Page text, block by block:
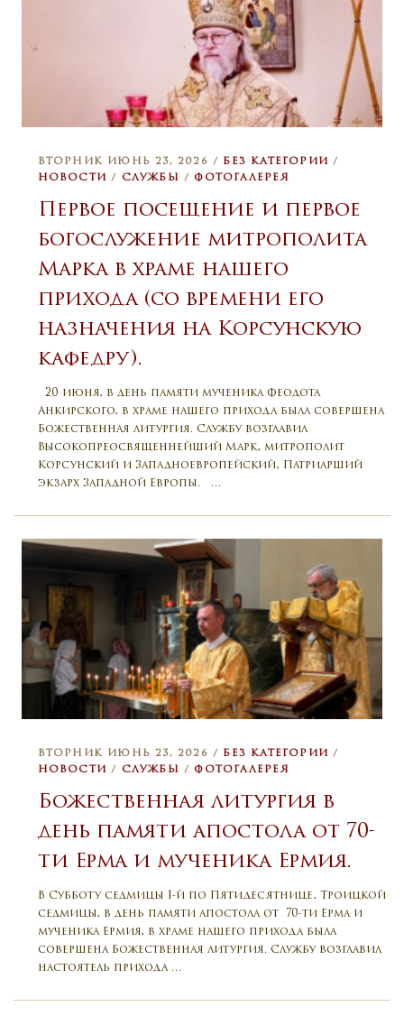
ВТОРНИК ИЮНЬ 23, 2026 / БЕЗ КАТЕГОРИИ /
НОВОСТИ / СЛУЖБЫ / ФОТОГАЛЕРЕЯ
Первое посещение и первое
богослужение митрополита
Марка в храме нашего
прихода (со времени его
назначения на Корсунскую
кафедру).
20 июня, в день памяти мученика Феодота
Анкирского, в храме нашего прихода была совершена
Божественная литургия. Службу возглавил
Высокопреосвященнейший Марк, митрополит
Корсунский и Западноевропейский, Патриарший
экзарх Западной Европы. …
ВТОРНИК ИЮНЬ 23, 2026 / БЕЗ КАТЕГОРИИ /
НОВОСТИ / СЛУЖБЫ / ФОТОГАЛЕРЕЯ
Божественная литургия в
день памяти апостола от 70-
ти Ерма и мученика Ермия.
В Субботу седмицы 1-й по Пятидесятнице, Троицкой
седмицы, в день памяти апостола от 70-ти Ерма и
мученика Ермия, в храме нашего прихода была
совершена Божественная литургия. Службу возглавил
настоятель прихода …